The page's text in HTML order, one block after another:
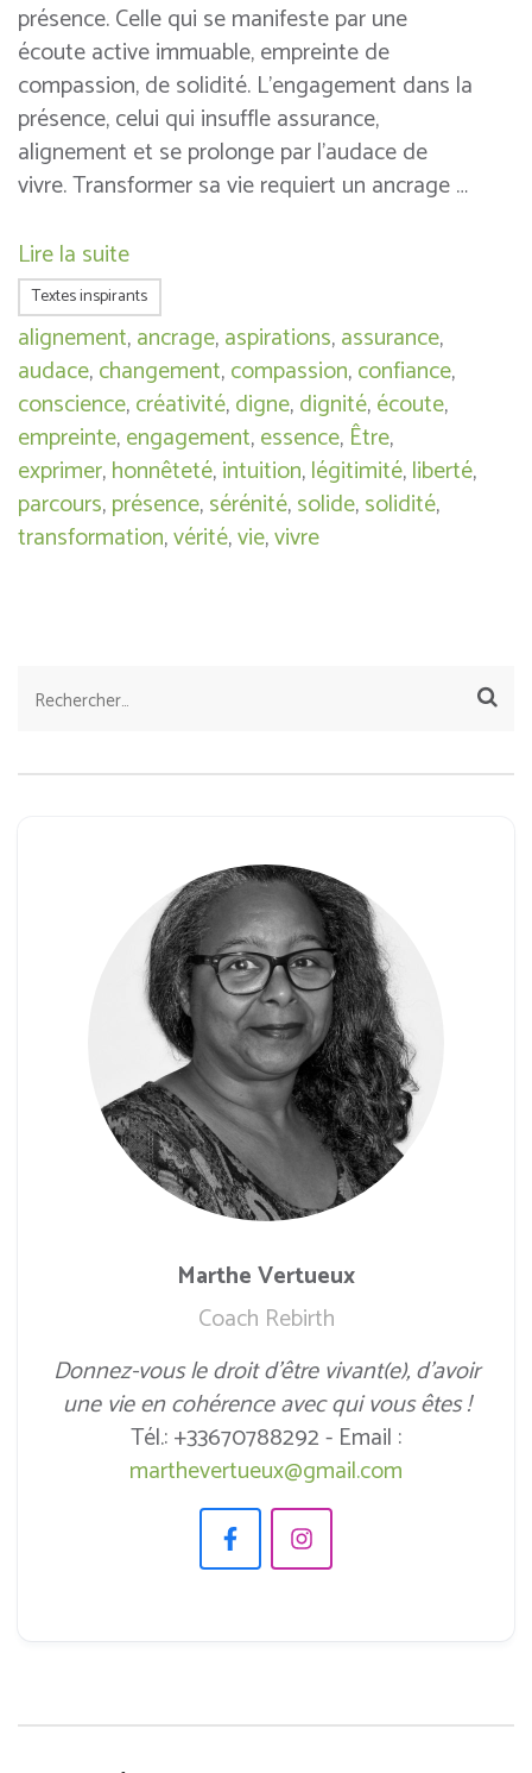
présence. Celle qui se manifeste par une
écoute active immuable, empreinte de
compassion, de solidité. L’engagement dans la
présence, celui qui insuffle assurance,
alignement et se prolonge par l’audace de
vivre. Transformer sa vie requiert un ancrage …
Lire la suite
Textes inspirants
alignement,ancrage,aspirations,assurance,
audace,changement,compassion,confiance,
conscience,créativité,digne,dignité,écoute,
empreinte,engagement,essence, Être,
exprimer,honnêteté,intuition,légitimité,liberté,
parcours,présence,sérénité,solide,solidité,
transformation,vérité,vie,vivre
Rechercher :
Marthe Vertueux
Coach Rebirth
Donnez-vous le droit d’être vivant(e), d’avoir
une vie en cohérence avec qui vous êtes !
Tél.: +33670788292 - Email :
marthevertueux@gmail.com